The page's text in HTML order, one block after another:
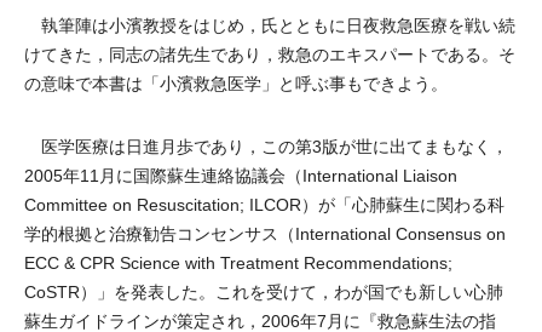
執筆陣は小濱教授をはじめ，氏とともに日夜救急医療を戦い続
けてきた，同志の諸先生であり，救急のエキスパートである。そ
の意味で本書は「小濱救急医学」と呼ぶ事もできよう。
医学医療は日進月歩であり，この第3版が世に出てまもなく，
2005年11月に国際蘇生連絡協議会（International Liaison
Committee on Resuscitation; ILCOR）が「心肺蘇生に関わる科
学的根拠と治療勧告コンセンサス（International Consensus on
ECC & CPR Science with Treatment Recommendations;
CoSTR）」を発表した。これを受けて，わが国でも新しい心肺
蘇生ガイドラインが策定され，2006年7月に『救急蘇生法の指